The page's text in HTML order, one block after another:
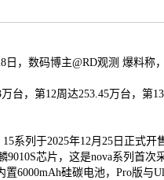
数码博主@RD观测 爆料称，
，第12周达253.45万台，第
列于2025年12月25日正式开
芯片，这是nova系列首次
硅碳电池，Pro版与